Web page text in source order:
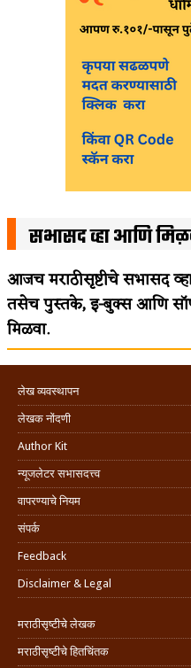
सभासद व्हा आणि
आजच मराठीसृष्टीचे सभासद
तसेच पुस्तके, इ-बुक्स आणि
मिळवा.
लेख व्यवस्थापन
लेखक नोंदणी
Author Kit
न्यूजलेटर सभासदत्त्व
वापरण्याचे नियम
संपर्क
Feedback
Disclaimer & Legal
मराठीसृष्टीचे लेखक
मराठीसृष्टीचे हितचिंतक